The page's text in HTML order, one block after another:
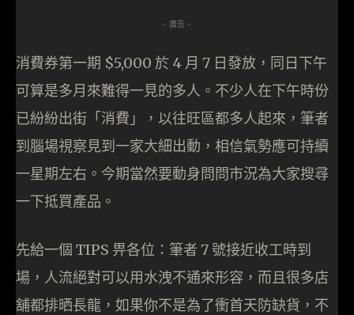
- 廣告 -
消費券第一期 $5,000 於 4 月 7 日發放，同日下午
可算是多月來難得一見的多人。不少人在下午時份
已紛紛出街「消費」，以往旺區都多人起來，筆者
到腦場視察見到一家大細出動，相信氣勢應可持續
一星期左右。今期當然要動身問問市況為大家搜尋
一下抵買產品。
先給一個 TIPS 畀各位：筆者 7 號接近收工時到
場，人流絕對可以用水洩不通來形容，而且很多店
舖都排晒長龍，如果你不是為了衝首天防缺貨，不